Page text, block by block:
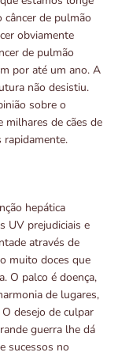
de pulmão
obviamente
de pulmão
por até um ano. A
não desistiu.
sobre o
milhares de cães de
rapidamente.
hepática
UV prejudiciais e
através de
muito doces que
O palco é doença,
de lugares,
desejo de culpar
guerra lhe dá
sucessos no